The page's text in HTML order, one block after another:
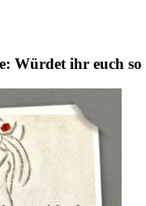
Würdet ihr euch so